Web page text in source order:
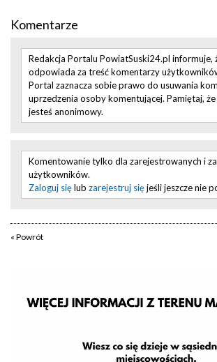
Komentarze
Redakcja Portalu PowiatSuski24.pl informuje,
odpowiada za treść komentarzy
Portal zaznacza sobie prawo do usuwania
uprzedzenia osoby komentującej. Pamiętaj,
jesteś anonimowy.
Komentowanie tylko dla zarejestrowanych i
użytkowników.
Zaloguj sięlub zarejestruj sięjeśli jeszcze nie
« Powrót